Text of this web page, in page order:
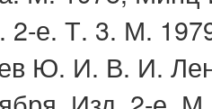
2-е. Т. 3. М.
Ю. И. В. И.